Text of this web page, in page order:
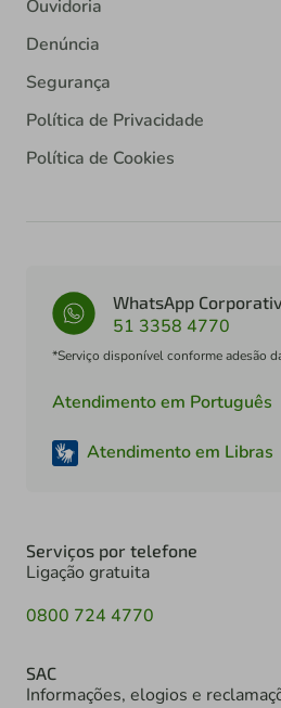
Ouvidoria
Denúncia
Segurança
Política de Privacidade
Política de Cookies
WhatsApp
51 3358 4770
*Serviço disponível conforme adesão
Atendimento em Português
Atendimento em Libras
Serviços por telefone
Ligação gratuita
0800 724 4770
SAC
Informações, elogios e